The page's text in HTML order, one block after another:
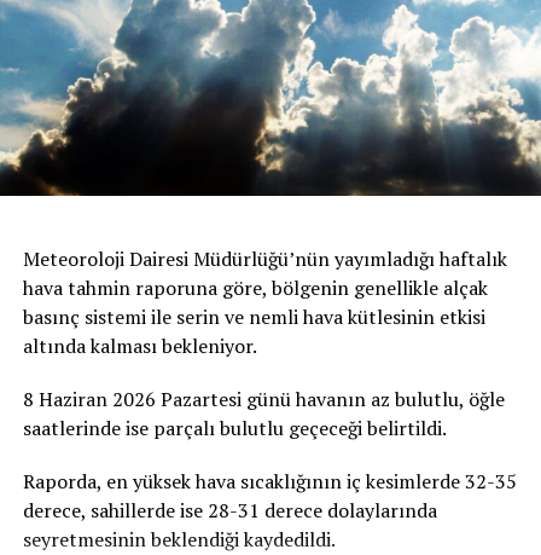
Meteoroloji Dairesi Müdürlüğü’nün yayımladığı haftalık
hava tahmin raporuna göre, bölgenin genellikle alçak
basınç sistemi ile serin ve nemli hava kütlesinin etkisi
altında kalması bekleniyor.
8 Haziran 2026 Pazartesi günü havanın az bulutlu, öğle
saatlerinde ise parçalı bulutlu geçeceği belirtildi.
Raporda, en yüksek hava sıcaklığının iç kesimlerde 32-35
derece, sahillerde ise 28-31 derece dolaylarında
seyretmesinin beklendiği kaydedildi.